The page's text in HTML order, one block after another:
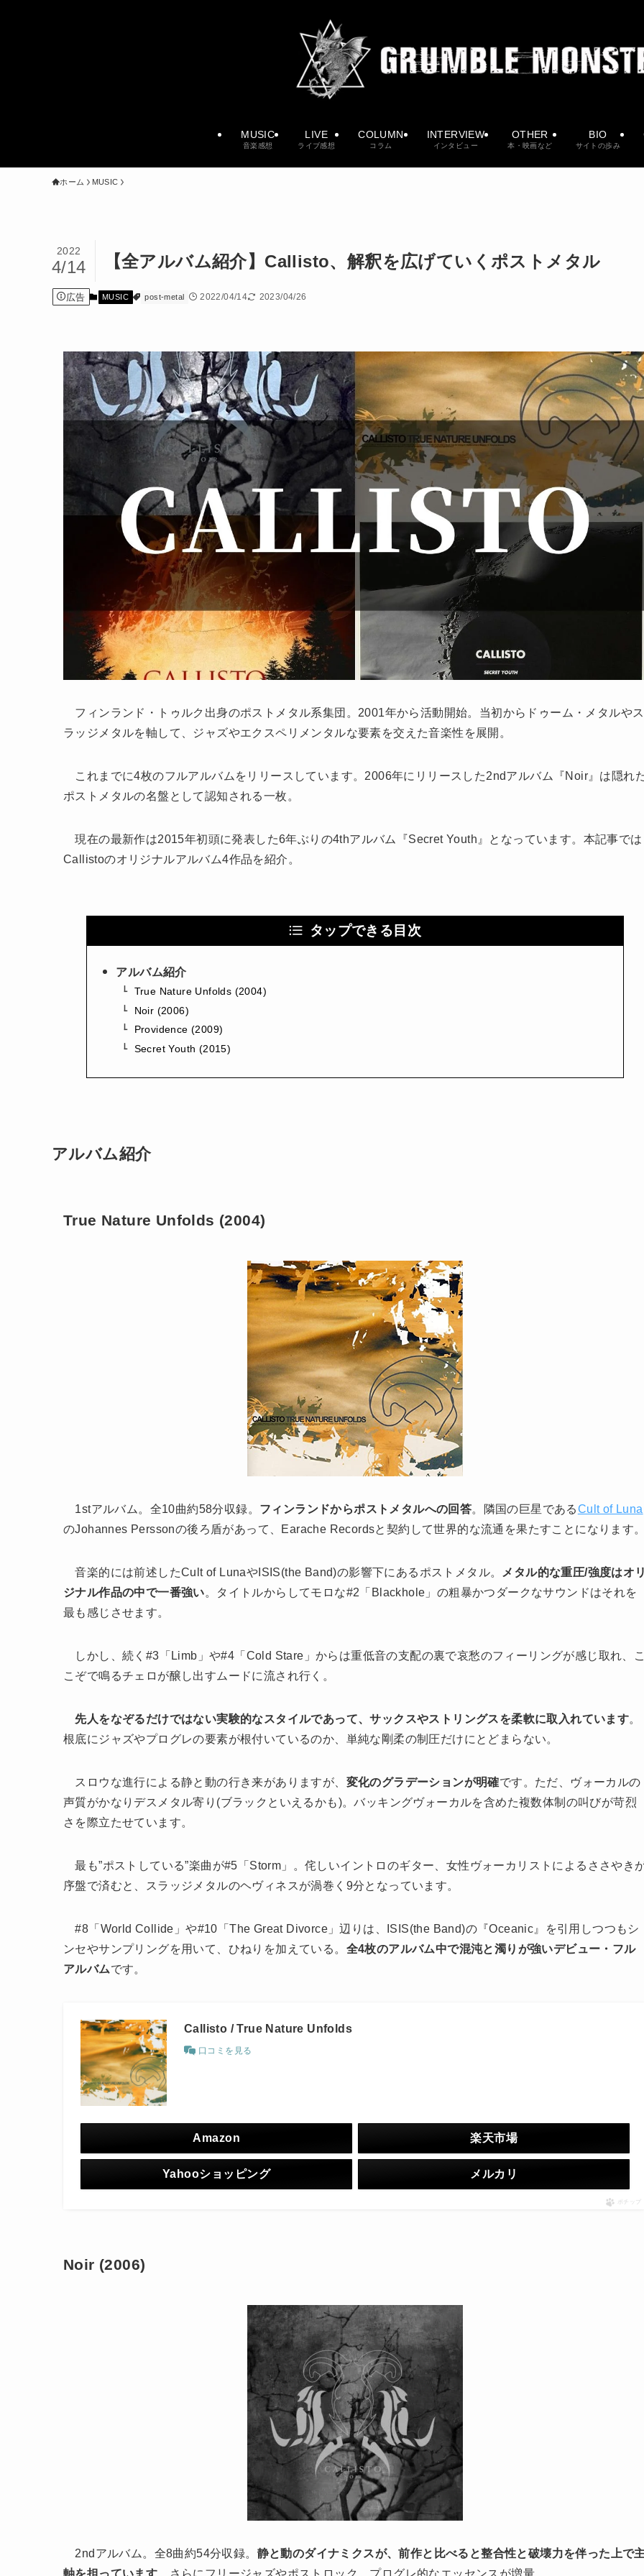
MUSIC
音楽感想
LIVE
ライブ感想
COLUMN
コラム
INTERVIEW
インタビュー
OTHER
本・映画など
BIO
サイトの歩み
ホーム MUSIC
【全アルバム紹介】Callisto、解釈を広げていくポストメタル
2022
4/14
広告 MUSIC post-metal 2022/04/14 2023/04/26
フィンランド・トゥルク出身のポストメタル系集団。2001年から活動開始。当初からドゥーム・メタルやス
ラッジメタルを軸して、ジャズやエクスペリメンタルな要素を交えた音楽性を展開。
これまでに4枚のフルアルバムをリリースしています。2006年にリリースした2ndアルバム『Noir』は隠れ
ポストメタルの名盤として認知される一枚。
現在の最新作は2015年初頭に発表した6年ぶりの4thアルバム『Secret Youth』となっています。本記事では
Callistoのオリジナルアルバム4作品を紹介。
タップできる目次
アルバム紹介
True Nature Unfolds (2004)
Noir (2006)
Providence (2009)
Secret Youth (2015)
アルバム紹介
True Nature Unfolds (2004)
1stアルバム。全10曲約58分収録。 フィンランドからポストメタルへの回答。隣国の巨星であるCult of Luna
のJohannes Perssonの後ろ盾があって、Earache Recordsと契約して世界的な流通を果たすことになります
音楽的には前述したCult of LunaやISIS(the Band)の影響下にあるポストメタル。
メタル的な重圧/強度はオ
ジナル作品の中で一番強い。タイトルからしてモロな#2「Blackhole」の粗暴かつダークなサウンドはそれを
最も感じさせます。
しかし、続く#3「Limb」や#4「Cold Stare」からは重低音の支配の裏で哀愁のフィーリングが感じ取れ、
こぞで鳴るチェロが醸し出すムードに流され行く。
先人をなぞるだけではない実験的なスタイルであって、サックスやストリングスを柔軟に取入れています。
根底にジャズやプログレの要素が根付いているのか、単純な剛柔の制圧だけにとどまらない。
スロウな進行による静と動の行き来がありますが、 変化のグラデーションが明確です。ただ、ヴォーカルの
声質がかなりデスメタル寄り(ブラックといえるかも)。バッキングヴォーカルを含めた複数体制の叫びが苛烈
さを際立たせています。
最も”ポストしている”楽曲が#5「Storm」。侘しいイントロのギター、女性ヴォーカリストによるささやき
序盤で済むと、スラッジメタルのヘヴィネスが渦巻く9分となっています。
#8「World Collide」や#10「The Great Divorce」辺りは、ISIS(the Band)の『Oceanic』を引用しつつもシ
ンセやサンプリングを用いて、ひねりを加えている。 全4枚のアルバム中で混沌と濁りが強いデビュー・フル
アルバムです。
Callisto / True Nature Unfolds
口コミを見る
Amazon 楽天市場
Yahooショッピング メルカリ
ポチップ
Noir (2006)
2ndアルバム。全8曲約54分収録。 静と動のダイナミクスが、前作と比べると整合性と破壊力を伴った上で
軸を担っています 。さらにフリージャズやポストロック、プログレ的なエッセンスが増量。